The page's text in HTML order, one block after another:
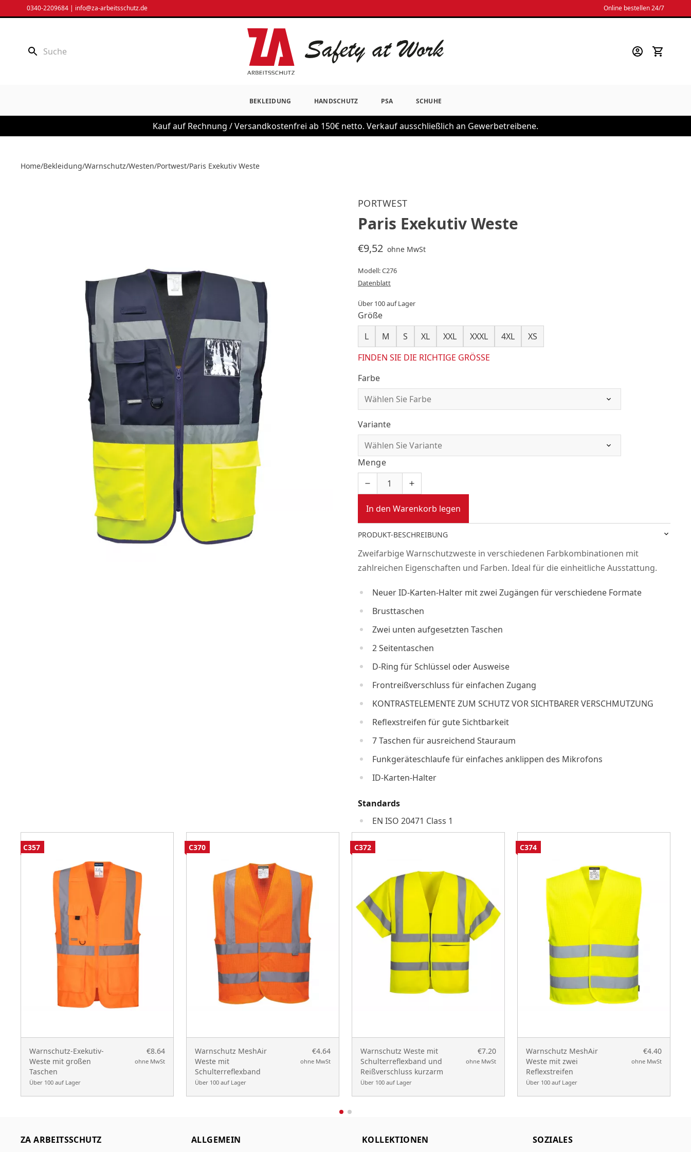
Inhalt
0340-2209684 | info@za-arbeitsschutz.de Online bestellen 24/7
BEKLEIDUNG HANDSCHUTZ PSA SCHUHE
Kauf auf Rechnung / Versandkostenfrei ab 150€ netto. Verkauf ausschließlich an Gewerbetreibene.
Home/Bekleidung/Warnschutz/Westen/Portwest/Paris Exekutiv Weste
PORTWEST
Paris Exekutiv Weste
€9,52 ohne MwSt
Modell: C276
Datenblatt
Über 100 auf Lager
Größe
L
M S XL XXL XXXL 4XL
XS
FINDEN SIE DIE RICHTIGE GRÖSSE
Farbe
Variante
Menge
In den Warenkorb legen
PRODUKT-BESCHREIBUNG
Zweifarbige Warnschutzweste in verschiedenen Farbkombinationen mit
zahlreichen Eigenschaften und Farben. Ideal für die einheitliche Ausstattung.
Neuer ID-Karten-Halter mit zwei Zugängen für verschiedene Formate
Brusttaschen
Zwei unten aufgesetzten Taschen
2 Seitentaschen
D-Ring für Schlüssel oder Ausweise
Frontreißverschluss für einfachen Zugang
KONTRASTELEMENTE ZUM SCHUTZ VOR SICHTBARER VERSCHMUTZUNG
Reflexstreifen für gute Sichtbarkeit
7 Taschen für ausreichend Stauraum
Funkgeräteschlaufe für einfaches anklippen des Mikrofons
ID-Karten-Halter
Standards
EN ISO 20471 Class 1
Warnschutz-Exekutiv-
Weste mit großen
Taschen
Über 100 auf Lager
€8.64
ohne MwSt
C357
Warnschutz MeshAir
Weste mit
Schulterreflexband
Über 100 auf Lager
€4.64
ohne MwSt
C370
Warnschutz Weste mit
Schulterreflexband und
Reißverschluss kurzarm
Über 100 auf Lager
€7.20
ohne MwSt
C372
Warnschutz MeshAir
Weste mit zwei
Reflexstreifen
Über 100 auf Lager
€4.40
ohne MwSt
C374
ZA ARBEITSSCHUTZ ALLGEMEIN KOLLEKTIONEN SOZIALES